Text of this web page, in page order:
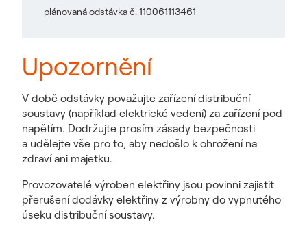
plánovaná odstávka č. 110061113461
Upozornění
V době odstávky považujte zařízení distribuční
soustavy (například elektrické vedení) za zařízení pod
napětím. Dodržujte prosím zásady bezpečnosti
a udělejte vše pro to, aby nedošlo k ohrožení na
zdraví ani majetku.
Provozovatelé výroben elektřiny jsou povinni zajistit
přerušení dodávky elektřiny z výrobny do vypnutého
úseku distribuční soustavy.